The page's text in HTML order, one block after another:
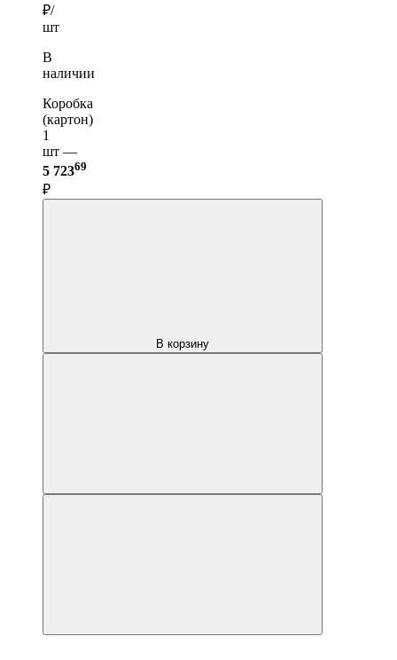
₽/
шт
В
наличии
Коробка
(картон)
1
шт —
5 72369
₽
В корзину